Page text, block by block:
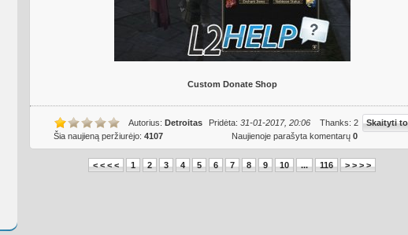
Custom Donate Shop
Autorius: Detroitas Pridėta: 31-01-2017, 20:06 Thanks: 2
Skaityti
Šia naujieną peržiurėjo: 4107 Naujienoje parašyta komentarų 0
< < < < 1 2 3 4 5 6 7 8 9 10 ... 116 > > > >